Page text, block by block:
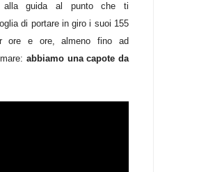
alla guida al punto che ti
di portare in giro i suoi 155
ore e ore, almeno fino ad
abbiamo una capote da